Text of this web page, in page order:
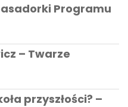
Programu
– Twarze
przyszłości? –